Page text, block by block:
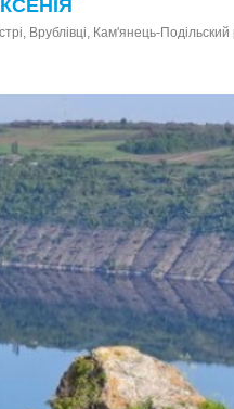
Врублівці, Кам'янець-